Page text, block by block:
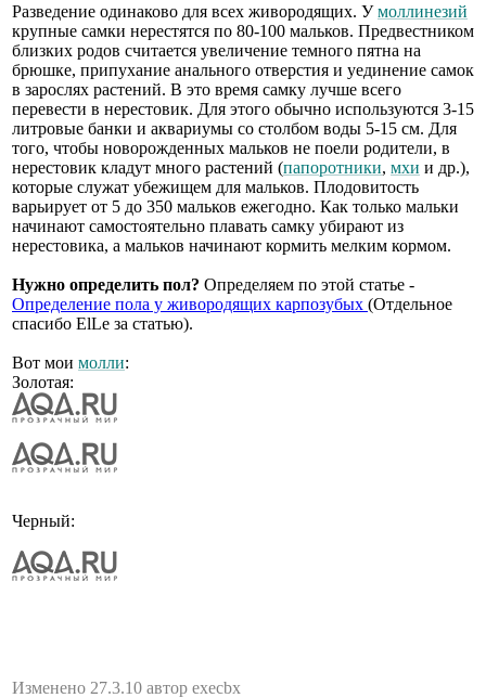
Разведение одинаково для всех живородящих. Умоллинезий
крупные самки нерестятся по 80-100 мальков. Предвестником
близких родов считается увеличение темного пятна на
брюшке, припухание анального отверстия и уединение самок
в зарослях растений. В это время самку лучше всего
перевести в нерестовик. Для этого обычно используются 3-15
литровые банки и аквариумы со столбом воды 5-15 см. Для
того, чтобы новорожденных мальков не поели родители, в
нерестовик кладут много растений (папоротники, мхи и др.),
которые служат убежищем для мальков. Плодовитость
варьирует от 5 до 350 мальков ежегодно. Как только мальки
начинают самостоятельно плавать самку убирают из
нерестовика, а мальков начинают кормить мелким кормом.
Нужно определить пол? Определяем по этой статье -
Определение пола у живородящих карпозубых (Отдельное
спасибо ElLe за статью).
Вот мои молли:
Золотая:
Черный:
Изменено 27.3.10 автор execbx